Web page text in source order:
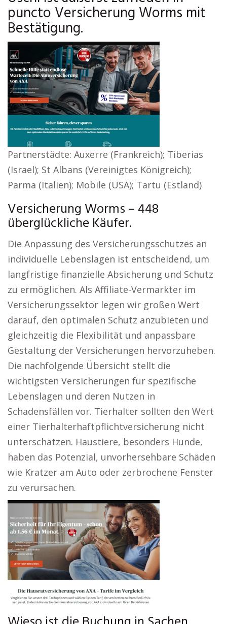
puncto Versicherung Worms mit
Bestätigung.
Partnerstädte: Auxerre (Frankreich); Tiberias
(Israel); St Albans (Vereinigtes Königreich);
Parma (Italien); Mobile (USA); Tartu (Estland)
Versicherung Worms – 448
überglückliche Käufer.
Die Anpassung des Versicherungsschutzes an
individuelle Lebenslagen ist entscheidend, um
langfristige finanzielle Absicherung und Schutz
zu ermöglichen. Als Affiliate-Vermarkter im
Versicherungssektor legen wir großen Wert
darauf, den optimalen Schutz anzubieten und
gleichzeitig die Flexibilität und anpassbare
Gestaltung der Versicherungen hervorzuheben.
Die nachfolgende Übersicht stellt die
wichtigsten Versicherungen für spezifische
Lebenslagen und deren Nutzen in
Schadensfällen vor. Tierhalter sollten den Wert
einer Tierhalterhaftpflichtversicherung nicht
unterschätzen. Haustiere, besonders Hunde,
haben das Potenzial, unvorhersehbare Schäden
wie Kratzer am Auto oder zerbrochene Fenster
zu verursachen.